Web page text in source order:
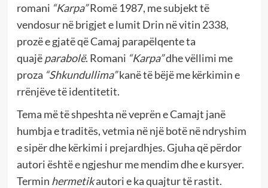
romani “Karpa”Romë 1987, me subjekt të
vendosur në brigjet e lumit Drin në vitin 2338,
prozë e gjatë që Camaj parapëlqente ta
quajëparabolë. Romani “Karpa”dhe vëllimi me
proza “Shkundullima”kanë të bëjë me kërkimin e
rrënjëve të identitetit.
Tema më të shpeshta në veprën e Camajt janë
humbja e traditës, vetmia në një botë në ndryshim
e sipër dhe kërkimi i prejardhjes. Gjuha që përdor
autori është e ngjeshur me mendim dhe e kursyer.
Termin hermetikautori e ka quajtur të rastit.